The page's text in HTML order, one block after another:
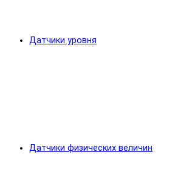
Датчики уровня
Датчики физических величин